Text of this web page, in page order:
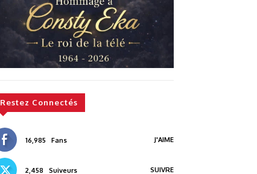
Restez Connectés
16,985 Fans J'AIME
2,458 Suiveurs SUIVRE